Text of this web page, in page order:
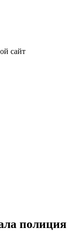
сайт
полиция